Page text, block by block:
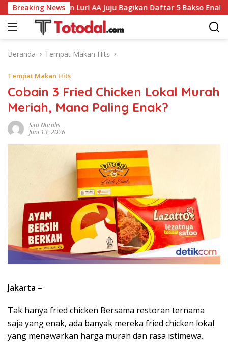
Langsung
ke
konten
Breaking News
AA Juju Bagikan Daftar 5 Bakso Enak Favoritnya Ke Bogor
Beranda Tempat Makan Hits
Tempat Makan Hits
Cobain 3 Fried Chicken Lokal Murah
Meriah, Mana Paling Enak?
Situ Nurulis
Juni 13, 2026
Jakarta –
Tak hanya fried chicken Bersama restoran ternama
saja yang enak, ada banyak mereka fried chicken lokal
yang menawarkan harga murah dan rasa istimewa.